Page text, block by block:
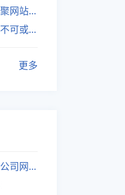
如何利用营销策略集聚网站流量
团队协作是标志设计不可或缺的一部分
更多
用户需求分析：提升公司网站建设效果